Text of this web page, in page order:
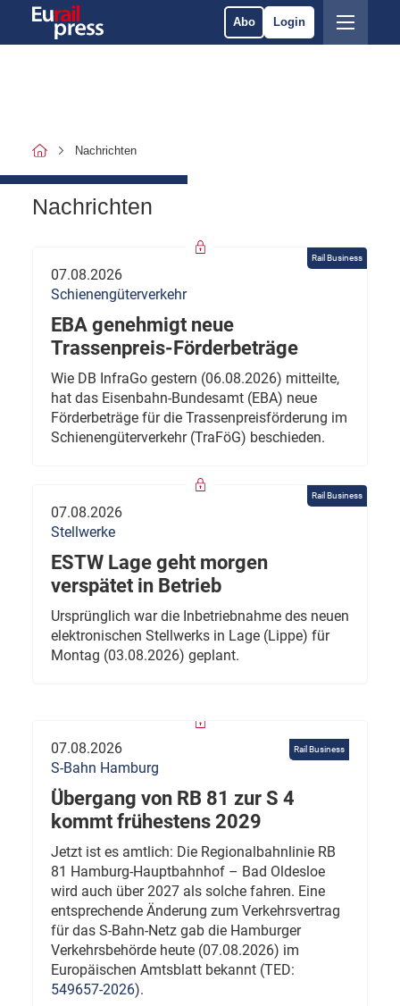
Abo Login
Nachrichten
Nachrichten
Rail Business
07.08.2026
Schienengüterverkehr
EBA genehmigt neue
Trassenpreis-Förderbeträge
Wie DB InfraGo gestern (06.08.2026) mitteilte,
hat das Eisenbahn-Bundesamt (EBA) neue
Förderbeträge für die Trassenpreisförderung im
Schienengüterverkehr (TraFöG) beschieden.
Rail Business
07.08.2026
Stellwerke
ESTW Lage geht morgen
verspätet in Betrieb
Ursprünglich war die Inbetriebnahme des neuen
elektronischen Stellwerks in Lage (Lippe) für
Montag (03.08.2026) geplant.
Rail Business
07.08.2026
S-Bahn Hamburg
Übergang von RB 81 zur S 4
kommt frühestens 2029
Jetzt ist es amtlich: Die Regionalbahnlinie RB
81 Hamburg-Hauptbahnhof – Bad Oldesloe
wird auch über 2027 als solche fahren. Eine
entsprechende Änderung zum Verkehrsvertrag
für das S-Bahn-Netz gab die Hamburger
Verkehrsbehörde heute (07.08.2026) im
Europäischen Amtsblatt bekannt (TED:
549657-2026).